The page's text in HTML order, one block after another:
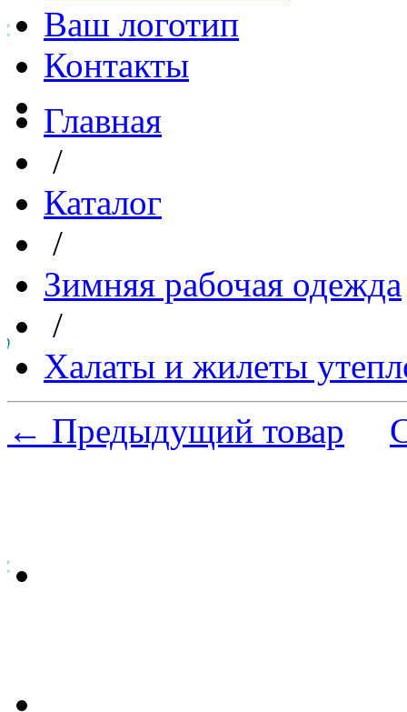
Ваш логотип
Контакты
Главная
/
Каталог
/
Зимняя рабочая одежда
/
Халаты и жилеты
← Предыдущий товар